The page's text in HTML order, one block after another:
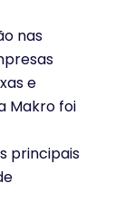
nas
e
Makro foi
principais